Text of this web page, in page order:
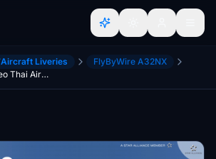
Aircraft Liveries
FlyByWire A32NX
[A32NX] Airbus A320neo Thai Airways (8K)